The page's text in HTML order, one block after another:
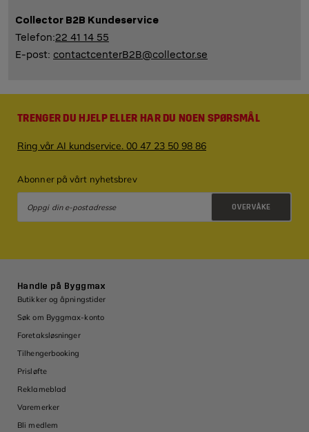
Collector B2B Kundeservice
Telefon:22 41 14 55
E-post: contactcenterB2B@collector.se
TRENGER DU HJELP ELLER HAR DU NOEN SPØRSMÅL
Ring vår AI kundservice. 00 47 23 50 98 86
Abonner på vårt nyhetsbrev
OVERVÅKE
Handle på Byggmax
Butikker og åpningstider
Søk om Byggmax-konto
Foretaksløsninger
Tilhengerbooking
Prisløfte
Reklameblad
Varemerker
Bli medlem